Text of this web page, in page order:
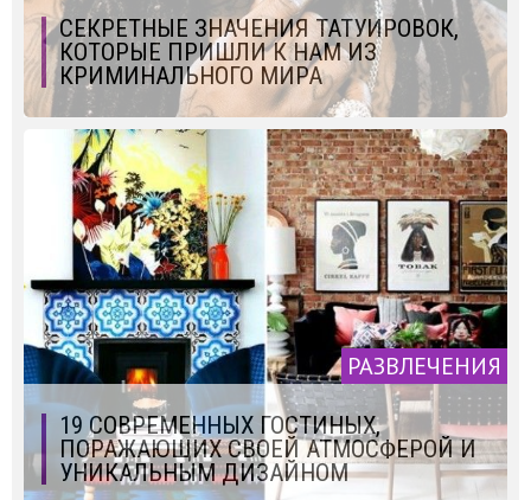
СЕКРЕТНЫЕ ЗНАЧЕНИЯ ТАТУИРОВОК,
КОТОРЫЕ ПРИШЛИ К НАМ ИЗ
КРИМИНАЛЬНОГО МИРА
РАЗВЛЕЧЕНИЯ
19 СОВРЕМЕННЫХ ГОСТИНЫХ,
ПОРАЖАЮЩИХ СВОЕЙ АТМОСФЕРОЙ И
УНИКАЛЬНЫМ ДИЗАЙНОМ